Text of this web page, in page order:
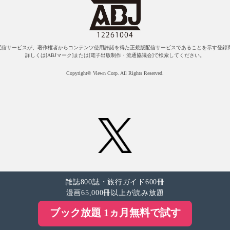
サービスが、著作権者からコンテンツ使用許諾を得た正規版配信サービスであることを示す登録
詳しくは[ABJマーク]または[電子出版制作・流通協議会]で検索してください。
Copyright© Viewn Corp. All Rights Reserved.
雑誌800誌・旅行ガイド600冊
漫画65,000冊以上が読み放題
ブック放題 1ヵ月無料で試す